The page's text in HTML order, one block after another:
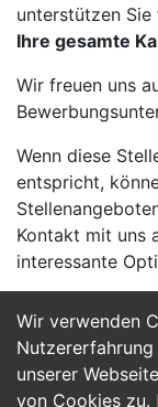
Wir verwenden
unserer
von Cookies zu.
unterstützen Sie
Ihre gesamte
Wir freuen uns
Wenn diese
entspricht,
Kontakt mit uns
interessante